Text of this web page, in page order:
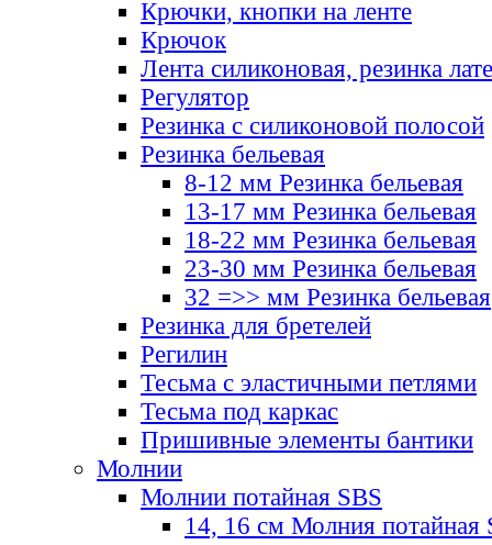
Крючки, кнопки на ленте
Крючок
Лента силиконовая, резинка
Регулятор
Резинка с силиконовой полосой
Резинка бельевая
8-12 мм Резинка бельевая
13-17 мм Резинка бельевая
18-22 мм Резинка бельевая
23-30 мм Резинка бельевая
32 =>> мм Резинка бельевая
Резинка для бретелей
Регилин
Тесьма с эластичными петлями
Тесьма под каркас
Пришивные элементы бантики
Молнии
Молнии потайная SBS
14, 16 см Молния потайная